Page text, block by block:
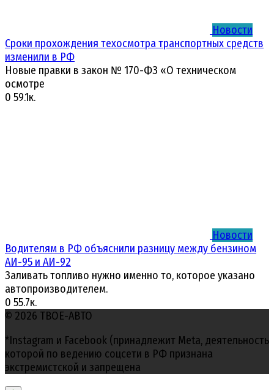
Новости
Сроки прохождения техосмотра транспортных средств
изменили в РФ
Новые правки в закон № 170-ФЗ «О техническом
осмотре
0 59.1к.
Новости
Водителям в РФ объяснили разницу между бензином
АИ-95 и АИ-92
Заливать топливо нужно именно то, которое указано
автопроизводителем.
0 55.7к.
© 2026 ТВОЕ-АВТО
*Instagram и Facebook (принадлежит Meta, деятельность
которой по ведению соцсети в РФ признана
экстремистской и запрещена